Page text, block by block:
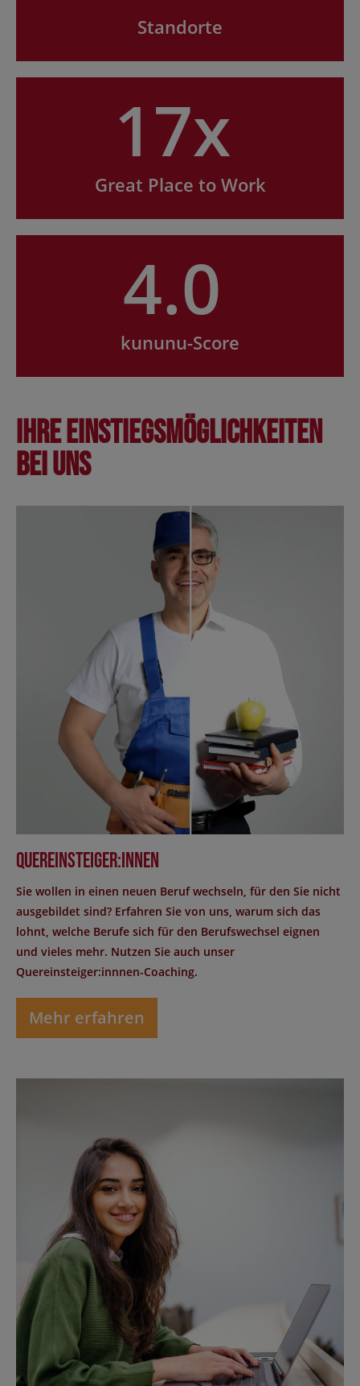
Standorte
17x
Great Place to Work
4.0
kununu-Score
Ihre Einstiegsmöglichkeiten
bei uns
Quereinsteiger:innen
Sie wollen in einen neuen Beruf wechseln, für den Sie nicht
ausgebildet sind? Erfahren Sie von uns, warum sich das
lohnt, welche Berufe sich für den Berufswechsel eignen
und vieles mehr. Nutzen Sie auch unser
Quereinsteiger:innnen-Coaching.
Mehr erfahren